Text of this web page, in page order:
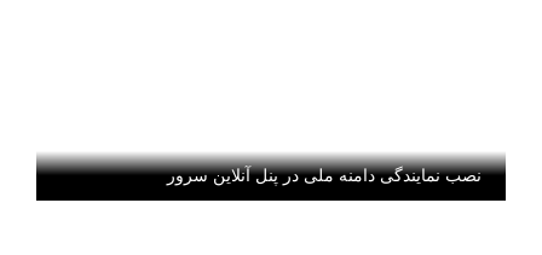
نصب نمایندگی دامنه ملی در پنل آنلاین سرور